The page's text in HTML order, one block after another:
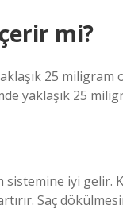
mi?
25
yaklaşık 25
sistemine iyi
Saç